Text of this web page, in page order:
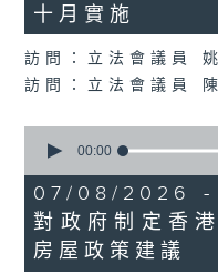
十月實施
訪問：立法會議員
訪問：立法會議員
seconds
15
minutes,
34
seconds
00:00
07/08/2026 -
對政府制定香
房屋政策建議